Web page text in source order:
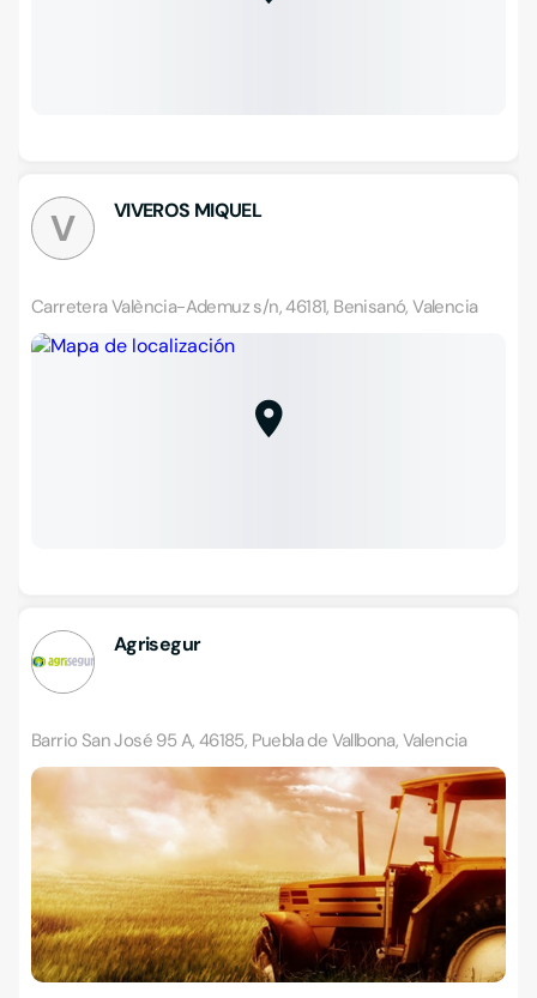
V VIVEROS MIQUEL
Carretera València-Ademuz s/n, 46181, Benisanó, Valencia
Agrisegur
Barrio San José 95 A, 46185, Puebla de Vallbona, Valencia